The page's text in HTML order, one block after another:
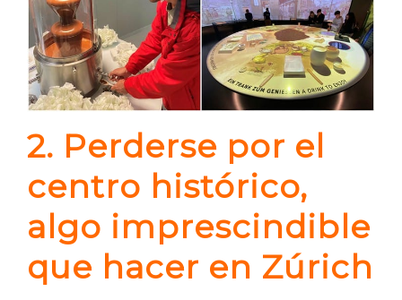
2. Perderse por el
centro histórico,
algo imprescindible
que hacer en Zúrich